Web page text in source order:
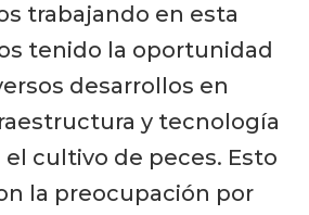
trabajando en esta
tenido la oportunidad
desarrollos en
y tecnología
el cultivo de peces. Esto
la preocupación por